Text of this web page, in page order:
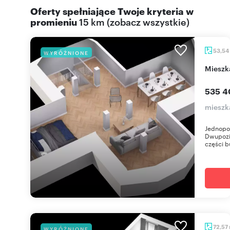
Oferty spełniające Twoje kryteria w
promieniu15 km (zobacz wszystkie)
WYRÓŻNIONE 53,54
535
części
WYRÓŻNIONE 72,57